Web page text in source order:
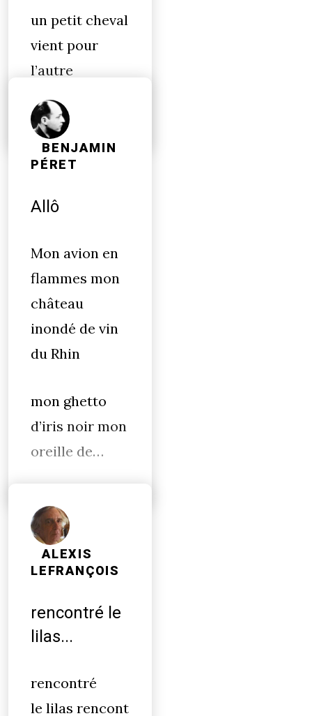
un petit cheval
vient pour
l’autre
galopade
BENJAMIN
PÉRET
Allô
Mon avion en
flammes mon
château
inondé de vin
du Rhin
mon ghetto
d’iris noir mon
oreille de…
ALEXIS
LEFRANÇOIS
rencontré le
lilas...
rencontré
le lilas rencont